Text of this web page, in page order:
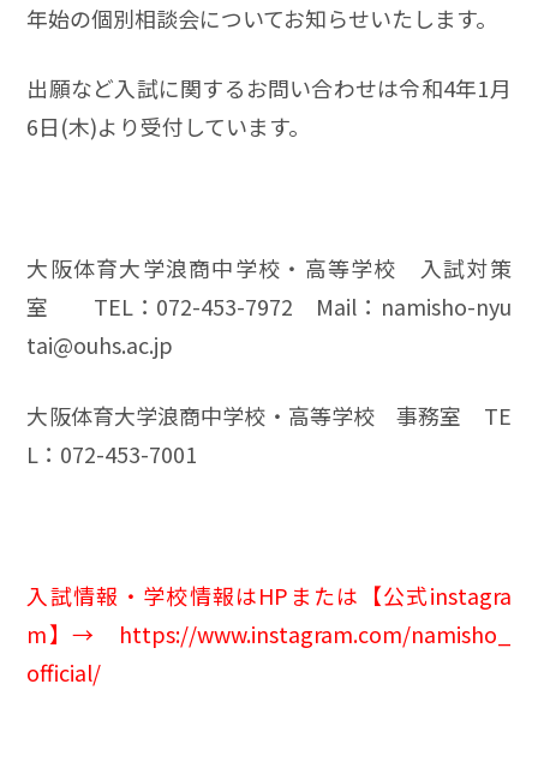
年始の個別相談会についてお知らせいたします。
出願など入試に関するお問い合わせは令和4年1月
6日(木)より受付しています。
大阪体育大学浪商中学校・高等学校 入試対策
室 TEL：072-453-7972 Mail： namisho-nyu
tai@ouhs.ac.jp
大阪体育大学浪商中学校・高等学校 事務室 TE
L：072-453-7001
入試情報・学校情報はHPまたは【公式instagra
m】 → https://www.instagram.com/namisho_
official/